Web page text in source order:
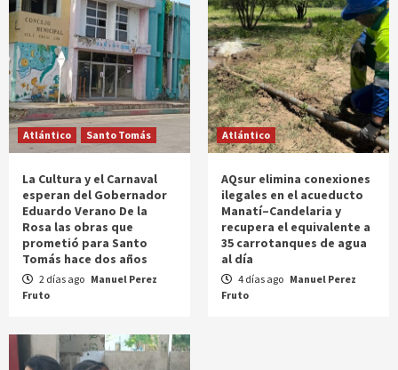
Atlántico Santo Tomás
La Cultura y el Carnaval
esperan del Gobernador
Eduardo Verano De la
Rosa las obras que
prometió para Santo
Tomás hace dos años
2 días ago Manuel Perez
Fruto
Atlántico
AQsur elimina conexiones
ilegales en el acueducto
Manatí–Candelaria y
recupera el equivalente a
35 carrotanques de agua
al día
4 días ago Manuel Perez
Fruto